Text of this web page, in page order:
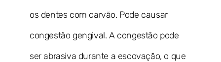
os dentes com carvão. Pode causar
congestão gengival. A congestão pode
ser abrasiva durante a escovação, o que